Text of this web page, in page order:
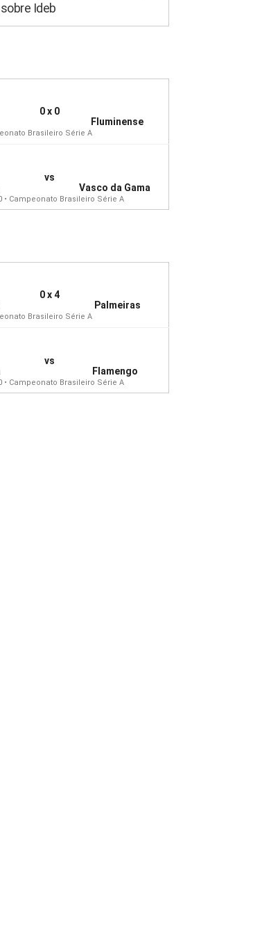
Ideb
0 x 0
Fluminense
Brasileiro Série A
vs
Vasco da Gama
• Campeonato Brasileiro Série A
0 x 4
Palmeiras
Brasileiro Série A
vs
Flamengo
• Campeonato Brasileiro Série A